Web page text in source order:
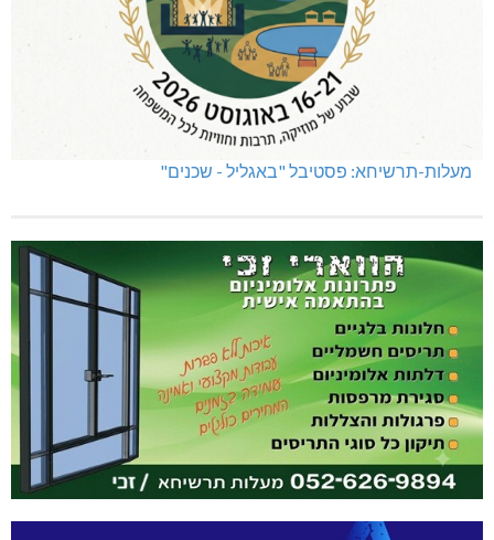
מעלות-תרשיחא: פסטיבל "באגליל - שכנים"